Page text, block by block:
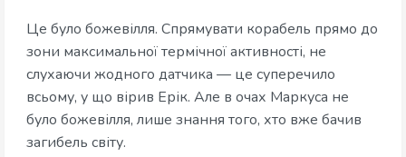
Це було божевілля. Спрямувати корабель прямо до
зони максимальної термічної активності, не
слухаючи жодного датчика — це суперечило
всьому, у що вірив Ерік. Але в очах Маркуса не
було божевілля, лише знання того, хто вже бачив
загибель світу.